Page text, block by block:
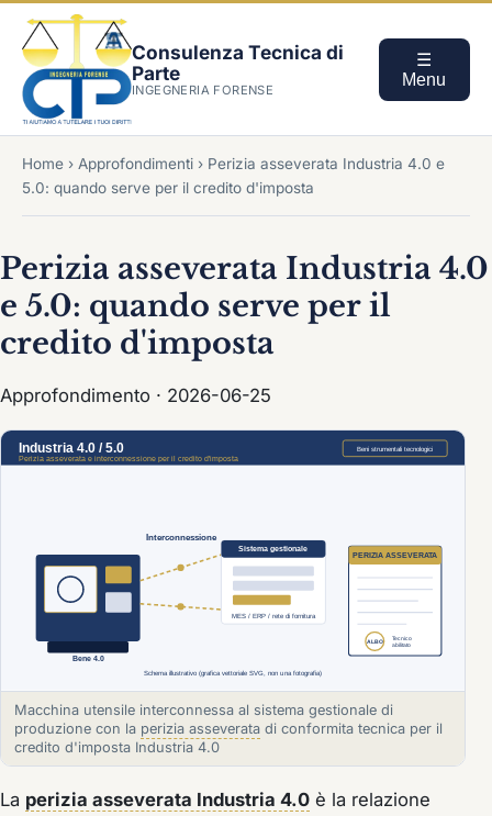
Consulenza Tecnica di
Parte
INGEGNERIA FORENSE
☰
Menu
Home › Approfondimenti › Perizia asseverata Industria 4.0 e
5.0: quando serve per il credito d'imposta
Perizia asseverata Industria 4.0
e 5.0: quando serve per il
credito d'imposta
Approfondimento · 2026-06-25
Macchina utensile interconnessa al sistema gestionale di
produzione con la perizia asseverata di conformita tecnica per il
credito d'imposta Industria 4.0
La perizia asseverata Industria 4.0 è la relazione